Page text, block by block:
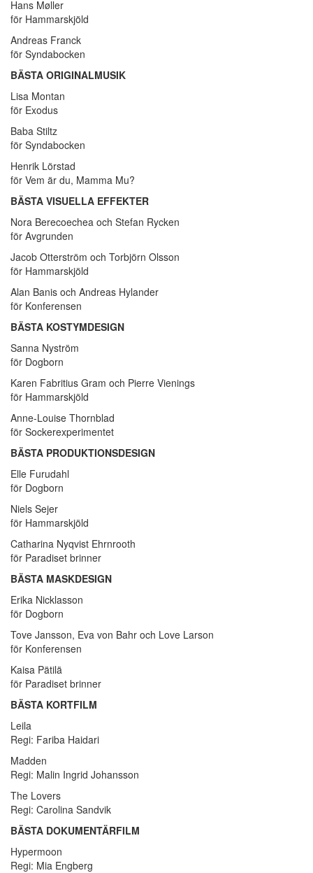
Hans Møller
för Hammarskjöld
Andreas Franck
för Syndabocken
BÄSTA ORIGINALMUSIK
Lisa Montan
för Exodus
Baba Stiltz
för Syndabocken
Henrik Lörstad
för Vem är du, Mamma Mu?
BÄSTA VISUELLA EFFEKTER
Nora Berecoechea och Stefan Rycken
för Avgrunden
Jacob Otterström och Torbjörn Olsson
för Hammarskjöld
Alan Banis och Andreas Hylander
för Konferensen
BÄSTA KOSTYMDESIGN
Sanna Nyström
för Dogborn
Karen Fabritius Gram och Pierre Vienings
för Hammarskjöld
Anne-Louise Thornblad
för Sockerexperimentet
BÄSTA PRODUKTIONSDESIGN
Elle Furudahl
för Dogborn
Niels Sejer
för Hammarskjöld
Catharina Nyqvist Ehrnrooth
för Paradiset brinner
BÄSTA MASKDESIGN
Erika Nicklasson
för Dogborn
Tove Jansson, Eva von Bahr och Love Larson
för Konferensen
Kaisa Pätilä
för Paradiset brinner
BÄSTA KORTFILM
Leila
Regi: Fariba Haidari
Madden
Regi: Malin Ingrid Johansson
The Lovers
Regi: Carolina Sandvik
BÄSTA DOKUMENTÄRFILM
Hypermoon
Regi: Mia Engberg